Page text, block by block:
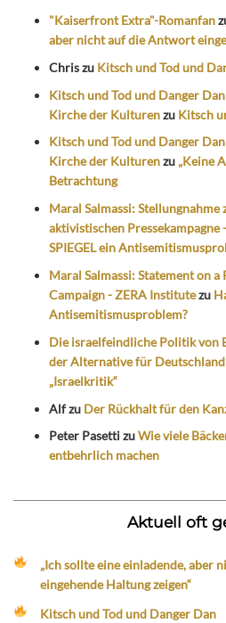
"Kaiserfront Extra"-Romanfan
aber nicht auf die Antwort
Chriszu Kitsch und Tod und
Kitsch und Tod und Danger
Kirche der Kulturenzu Kitsch
Kitsch und Tod und Danger
Kirche der Kulturenzu „Keine
Betrachtung
Maral Salmassi:
aktivistischen Pressekampagne
SPIEGEL ein
Maral Salmassi: Statement on
Campaign - ZERA Institutezu
Antisemitismusproblem?
Die israelfeindliche Politik von
der Alternative für Deutschland
„Israelkritik“
Alfzu Der Rückhalt für den
Peter PasettizuWie viele
entbehrlich machen
Aktuell oft
„Ich sollte eine einladende, aber
eingehende Haltung zeigen“
Kitsch und Tod und Danger Dan